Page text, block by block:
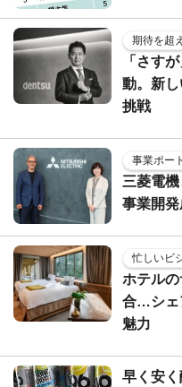
期待を超
「さす
動。新
挑戦
事業ポー
三菱電
事業開
忙しいビ
ホテル
合…シェ
魅力
早く安